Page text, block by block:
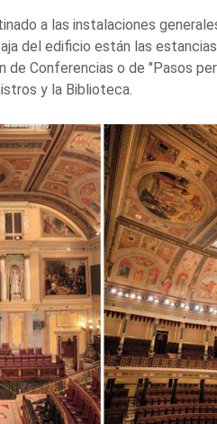
a las instalaciones
del edificio están las
de Conferencias o de "Pasos
y la Biblioteca.